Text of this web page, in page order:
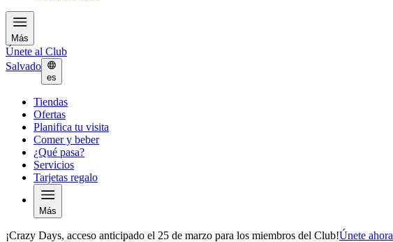
Más
Únete al Club
Salvado
es
Tiendas
Ofertas
Planifica tu visita
Comer y beber
¿Qué pasa?
Servicios
Tarjetas regalo
Más
¡Crazy Days, acceso anticipado el 25 de marzo para los miembros del Club!Únete ahora